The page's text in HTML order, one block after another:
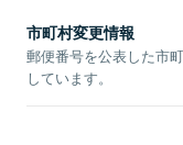
市町村変更情報
郵便番号を公表した市
しています。